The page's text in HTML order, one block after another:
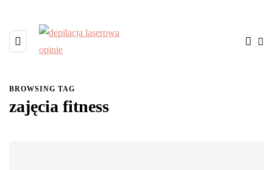
BROWSING TAG
zajęcia fitness